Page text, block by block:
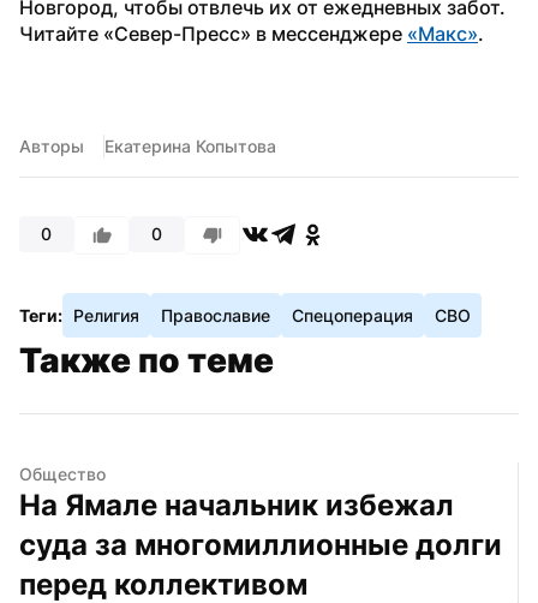
Новгород, чтобы отвлечь их от ежедневных забот.
Читайте «Север-Пресс» в мессенджере «Макс».
Авторы Екатерина Копытова
0 0
Теги: Религия Православие Спецоперация СВО
Также по теме
Общество
На Ямале начальник избежал
суда за многомиллионные долги
перед коллективом